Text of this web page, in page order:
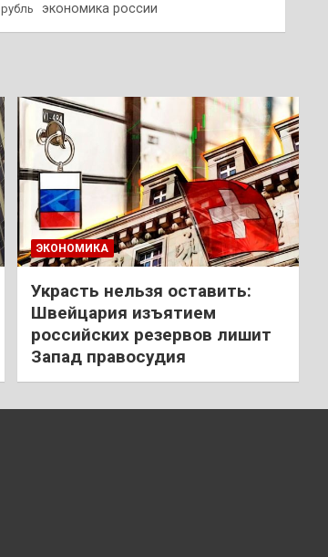
рубль экономика россии
ЭКОНОМИКА
Украсть нельзя оставить:
Швейцария изъятием
российских резервов лишит
Запад правосудия